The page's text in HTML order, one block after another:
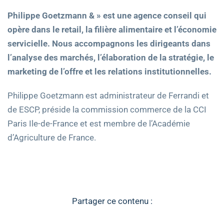
Philippe Goetzmann & » est une agence conseil qui
opère dans le retail, la filière alimentaire et l’économie
servicielle. Nous accompagnons les dirigeants dans
l’analyse des marchés, l’élaboration de la stratégie, le
marketing de l’offre et les relations institutionnelles.
Philippe Goetzmann est administrateur de Ferrandi et
de ESCP, préside la commission commerce de la CCI
Paris Ile-de-France et est membre de l’Académie
d’Agriculture de France.
Partager ce contenu :